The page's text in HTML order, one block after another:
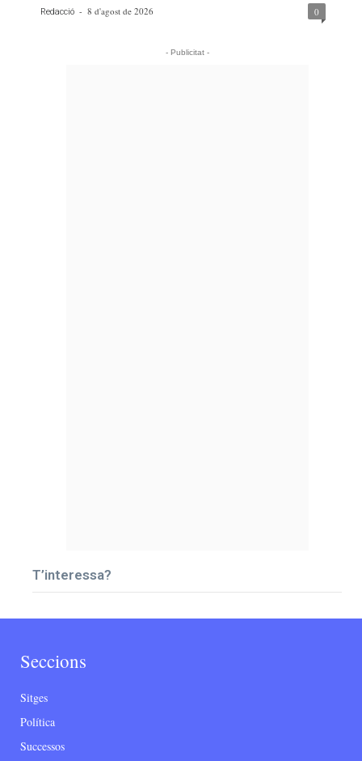
Redacció - 8 d'agost de 2026 0
- Publicitat -
T’interessa?
Seccions
Sitges
Política
Successos